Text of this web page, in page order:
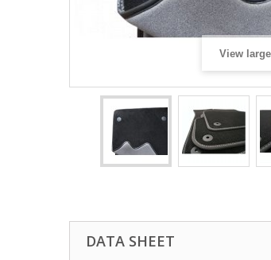
View
DATA SHEET